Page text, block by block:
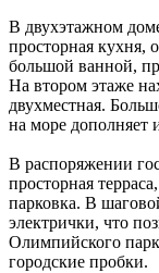
В двухэтажном
просторная кухня,
большой ванной,
На втором этаже
двухместная.
на море дополняет
В распоряжении
просторная
парковка. В
электрички, что
Олимпийского
городские пробки.